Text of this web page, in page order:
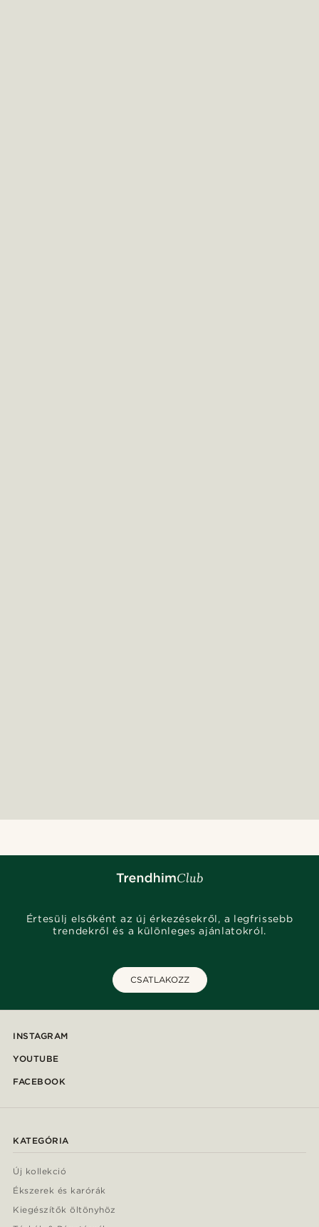
Értesülj elsőként az új érkezésekről, a legfrissebb
trendekről és a különleges ajánlatokról.
CSATLAKOZZ
INSTAGRAM
YOUTUBE
FACEBOOK
KATEGÓRIA
Új kollekció
Ékszerek és karórák
Kiegészítők öltönyhöz